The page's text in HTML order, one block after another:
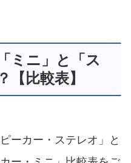
ミニ」と「ス
【比較表】
ーカー・ステレオ」と